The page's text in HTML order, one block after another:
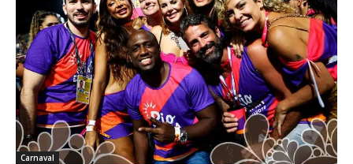
Carnaval